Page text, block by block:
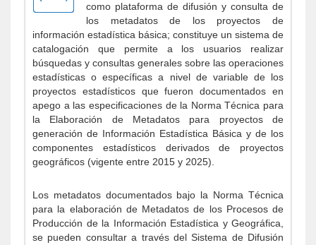
como plataforma de difusión y consulta de
los metadatos de los proyectos de
información estadística básica; constituye un sistema de
catalogación que permite a los usuarios realizar
búsquedas y consultas generales sobre las operaciones
estadísticas o específicas a nivel de variable de los
proyectos estadísticos que fueron documentados en
apego a las especificaciones de la Norma Técnica para
la Elaboración de Metadatos para proyectos de
generación de Información Estadística Básica y de los
componentes estadísticos derivados de proyectos
geográficos (vigente entre 2015 y 2025).
Los metadatos documentados bajo la Norma Técnica
para la elaboración de Metadatos de los Procesos de
Producción de la Información Estadística y Geográfica,
se pueden consultar a través del Sistema de Difusión